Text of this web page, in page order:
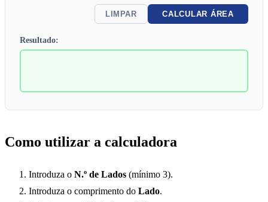
LIMPAR CALCULAR ÁREA
Resultado:
Como utilizar a calculadora
Introduza o N.º de Lados (mínimo 3).
Introduza o comprimento do Lado.